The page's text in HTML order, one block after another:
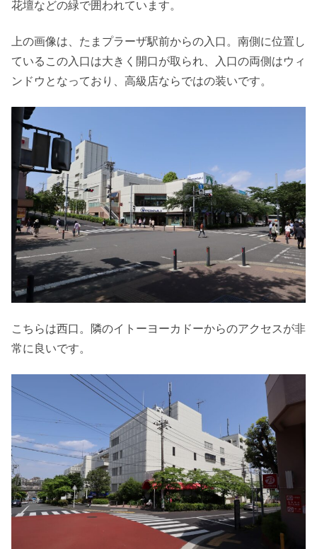
花壇などの緑で囲われています。
上の画像は、たまプラーザ駅前からの入口。南側に位置し
ているこの入口は大きく開口が取られ、入口の両側はウィ
ンドウとなっており、高級店ならではの装いです。
こちらは西口。隣のイトーヨーカドーからのアクセスが非
常に良いです。